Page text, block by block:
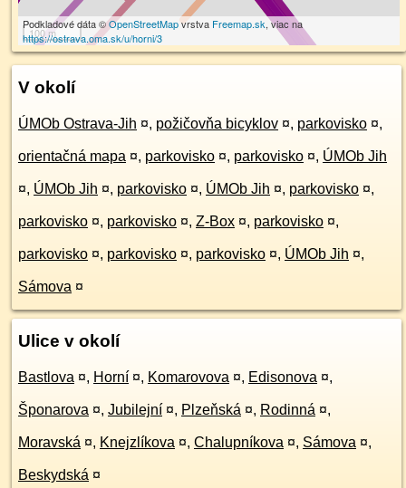
100 m
Podkladové dáta ©OpenStreetMapvrstva Freemap.sk, viac na
https://ostrava.oma.sk/u/horni/3
V okolí
ÚMOb Ostrava-Jih ¤, požičovňa bicyklov ¤, parkovisko ¤,
orientačná mapa ¤, parkovisko ¤, parkovisko ¤, ÚMOb Jih
¤, ÚMOb Jih ¤, parkovisko ¤, ÚMOb Jih ¤, parkovisko ¤,
parkovisko ¤, parkovisko ¤, Z-Box ¤, parkovisko ¤,
parkovisko ¤, parkovisko ¤, parkovisko ¤, ÚMOb Jih ¤,
Sámova ¤
Ulice v okolí
Bastlova ¤, Horní ¤, Komarovova ¤, Edisonova ¤,
Šponarova ¤, Jubilejní ¤, Plzeňská ¤, Rodinná ¤,
Moravská ¤, Knejzlíkova ¤, Chalupníkova ¤, Sámova ¤,
Beskydská ¤